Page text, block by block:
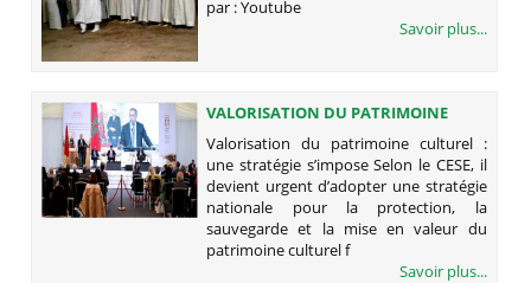
par : Youtube
Savoir plus...
VALORISATION DU PATRIMOINE
CULTUREL : UNE STRATÉGIE S’IMPOSE
Valorisation du patrimoine culturel :
une stratégie s’impose Selon le CESE, il
devient urgent d’adopter une stratégie
nationale pour la protection, la
sauvegarde et la mise en valeur du
patrimoine culturel f
Savoir plus...